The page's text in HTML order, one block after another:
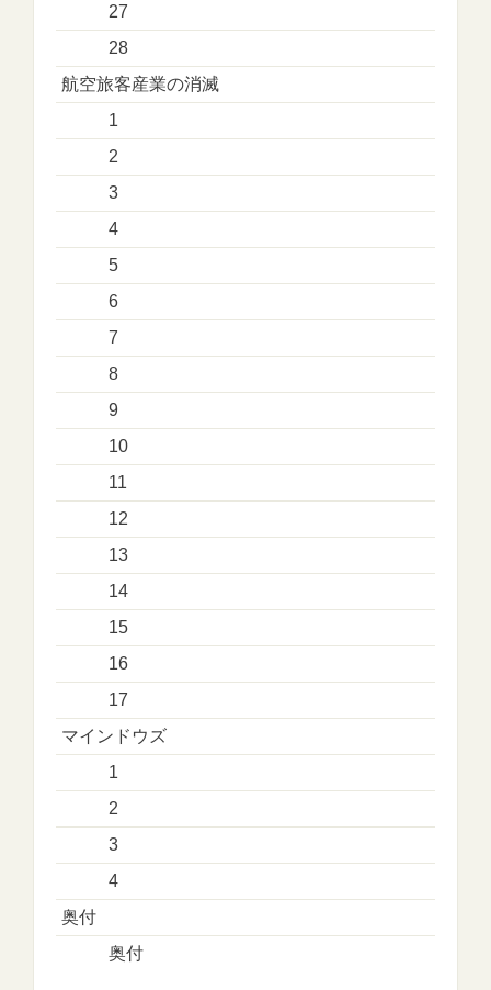
27
28
航空旅客産業の消滅
1
2
3
4
5
6
7
8
9
10
11
12
13
14
15
16
17
マインドウズ
1
2
3
4
奥付
奥付